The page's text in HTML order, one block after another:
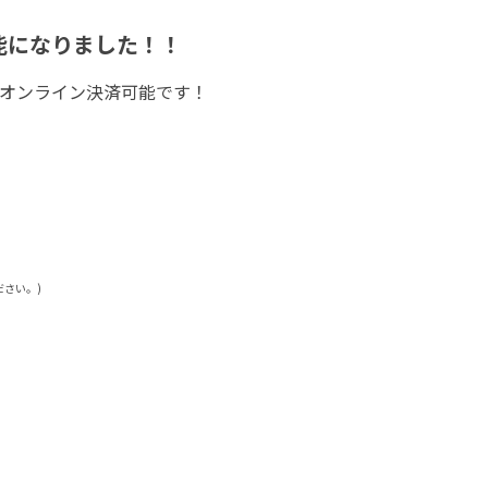
なりました！！
ンライン決済可能です！
さい。)